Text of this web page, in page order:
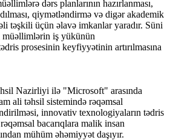
dərs planlarının hazırlanması,
qiymətləndirmə və digər akademik
təşkili üçün əlavə imkanlar yaradır. Süni
iş yükünün
prosesinin keyfiyyətinin artırılmasına
Nazirliyi ilə "Microsoft" arasında
ali təhsil sistemində rəqəmsal
innovativ texnologiyaların tədris
bacarıqlara malik insan
mühüm əhəmiyyət daşıyır.